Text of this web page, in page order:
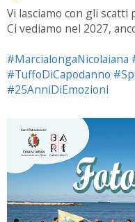
Vi lasciamo con gli scatti
Ci vediamo nel 2027,
#MarcialongaNicolaiana
#TuffoDiCapodanno
#25AnniDiEmozioni